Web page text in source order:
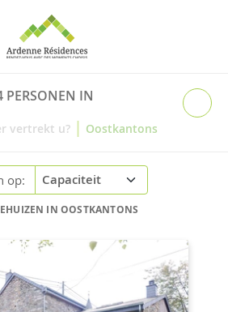
PERSONEN IN
vertrekt u? | Oostkantons
op:
IN OOSTKANTONS